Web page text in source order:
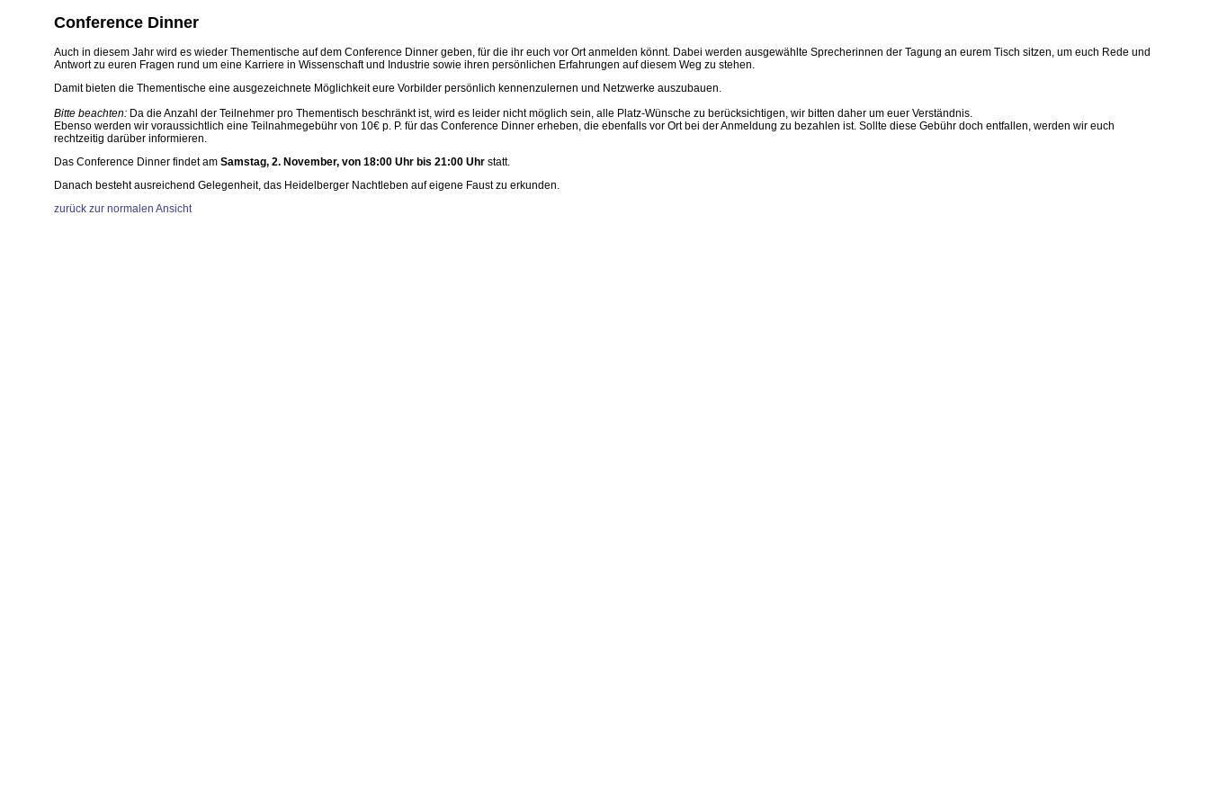
Conference Dinner
Auch in diesem Jahr wird es wieder Thementische auf dem Conference Dinner geben, für die ihr euch vor Ort anmelden könnt. Dabei werden ausgewählte Sprecherinnen der Tagung an eurem Tisch sitzen, um euch Rede und
Antwort zu euren Fragen rund um eine Karriere in Wissenschaft und Industrie sowie ihren persönlichen Erfahrungen auf diesem Weg zu stehen.
Damit bieten die Thementische eine ausgezeichnete Möglichkeit eure Vorbilder persönlich kennenzulernen und Netzwerke auszubauen.
Bitte beachten: Da die Anzahl der Teilnehmer pro Thementisch beschränkt ist, wird es leider nicht möglich sein, alle Platz-Wünsche zu berücksichtigen, wir bitten daher um euer Verständnis.
Ebenso werden wir voraussichtlich eine Teilnahmegebühr von 10€ p. P. für das Conference Dinner erheben, die ebenfalls vor Ort bei der Anmeldung zu bezahlen ist. Sollte diese Gebühr doch entfallen, werden wir euch
rechtzeitig darüber informieren.
Das Conference Dinner findet am Samstag, 2. November, von 18:00 Uhr bis 21:00 Uhr statt.
Danach besteht ausreichend Gelegenheit, das Heidelberger Nachtleben auf eigene Faust zu erkunden.
zurück zur normalen Ansicht